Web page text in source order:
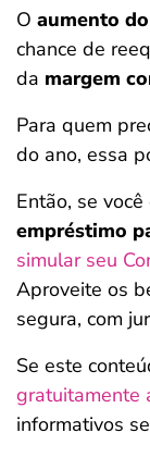
O aumento
chance de
da margem
Para quem
do ano, essa
Então, se
empréstimo
simular seu
Aproveite os
segura, com
Se este
gratuitamente
informativos